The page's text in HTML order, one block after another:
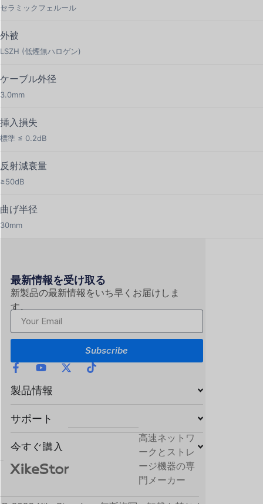
ーのリンクに最適化されています。標準的なマルチモード
パフォーマンスをサポートします。
プロフェッショナルな環境では安全性が最優先されます。
当社のケーブルは低煙無卤（LSZH）ジャケットに包まれて
なハロゲンを放出しません。データセンターやオフィスに
おける厳しい安全規制への準拠を確実にします。
4.⁠ 最適化された曲げ半径と耐久性のある 3.0mm 設計
堅牢な 3.0mm のケーブル径と 30mm の最小曲げ半径によ
しました。高密度なパッチパネル環境の過酷な使用に耐え
るよう設計されており、信号品質を損なうことなく長期的
5.⁠ 信号の純度を保つプロフェッショナル級の反射減衰量
50dB 以上の反射減衰量を誇る SKMD-LCLC シリーズは、
バックリフレクション（戻り反射）を効果的に抑制しま
す。各ケーブルは個別に厳格なテストを受けており、最高
水準の業界規格を満たしているため、重要なネットワーク
ハードウェアにクリーンで干渉のない光リンクを提供しま
す。
セラミックフェルール
外被
LSZH (低煙無ハロゲン)
ケーブル外径
3.0mm
挿入損失
標準 ≤ 0.2dB
反射減衰量
≥50dB
曲げ半径
30mm
最新情報を受け取る
新製品の最新情報をいち早くお届けしま
す。
Subscribe
製品情報
サポート
今すぐ購入
高速ネットワ
ークとストレ
ージ機器の専
門メーカー